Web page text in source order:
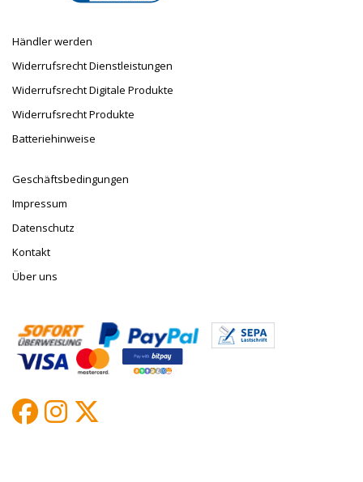
Händler werden
Widerrufsrecht Dienstleistungen
Widerrufsrecht Digitale Produkte
Widerrufsrecht Produkte
Batteriehinweise
Geschäftsbedingungen
Impressum
Datenschutz
Kontakt
Über uns